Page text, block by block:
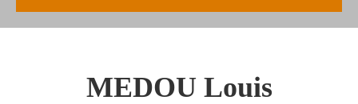
MEDOU Louis